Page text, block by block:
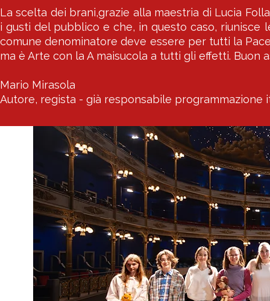
La scelta dei brani,grazie alla maestria di Lucia
i gusti del pubblico e che, in questo caso,
comune denominatore deve essere per tutti la
ma è Arte con la A maisucola a tutti gli effetti. Buon
Mario Mirasola
Autore, regista - già responsabile programmazione